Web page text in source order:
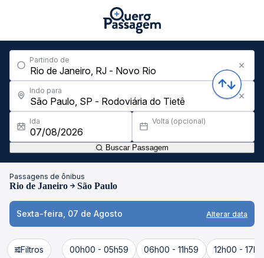
Partindo de
Indo para
Ida Volta (opcional)
Buscar Passagem
Passagens de ônibus
Rio de Janeiro São Paulo
Sexta-feira, 07 de Agosto Alterar data
Filtros 00h00 - 05h59 06h00 - 11h59 12h00 -